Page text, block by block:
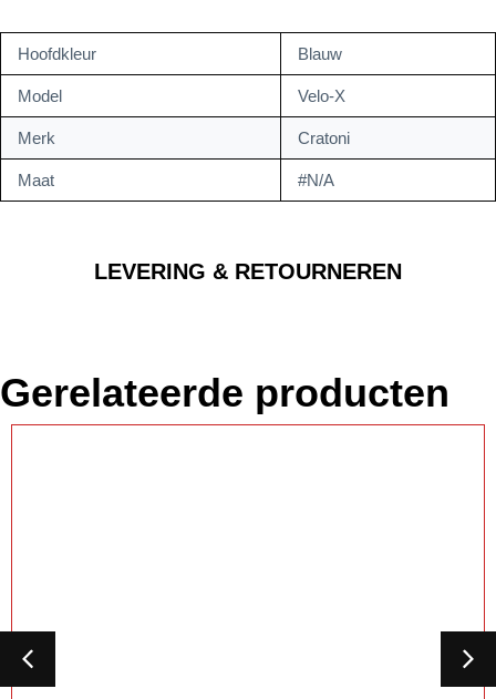
LEVERING & RETOURNEREN
Hoofdkleur Blauw
Model Velo-X
Merk Cratoni
Maat #N/A
Gerelateerde producten